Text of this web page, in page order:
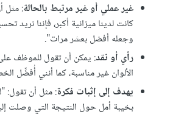
غير عملي أو غير مرتبط بالحالة: مثل
كانت لدينا ميزانية أكبر، فإننا نريد
وجعله أفضل بعشر مرات".
رأي أو نقد: يمكن أن تقول للموظف
اﻷلوان غير مناسبة، كما أنني أُفضِّل
يهدف إلى إثبات فكرة: مثل أن تقول:
بخيبة أمل حول النتيجة التي وصلت